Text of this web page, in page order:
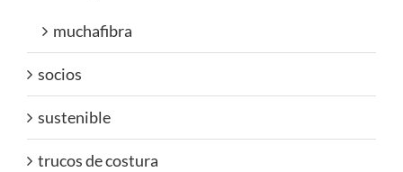
muchafibra
socios
sustenible
trucos de costura